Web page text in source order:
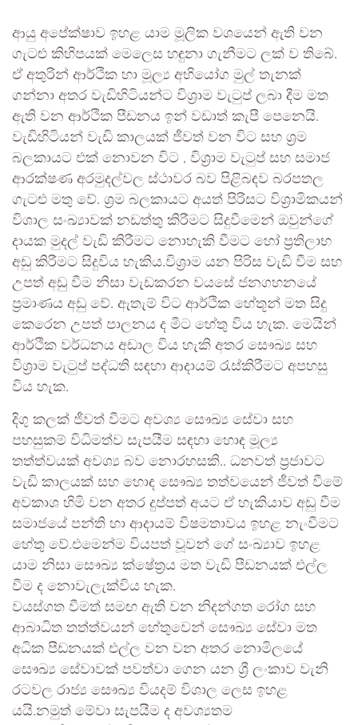
ආයු අපේක්ෂාව ඉහළ යාම මූලික වශයෙන් ඇති වන
ගැටළු කිහිපයක් මෙලෙස හඳුනා ගැනීමට ලක් ව තිබේ.
ඒ අතුරින් ආර්ථික හා මූල්‍ය අභියෝග මුල් තැනක්
ගන්නා අතර වැඩිහිටියන්ට විශ්‍රාම වැටුප් ලබා දීම මත
ඇති වන ආර්ථික පීඩනය ඉන් වඩාත් කැපී පෙනෙයි.
වැඩිහිටියන් වැඩි කාලයක් ජීවත් වන විට සහ ශ්‍රම
බලකායට එක් නොවන විට , විශ්‍රාම වැටුප් සහ සමාජ
ආරක්ෂණ අරමුදල්වල ස්ථාවර බව පිළිබඳව බරපතල
ගැටළු මතු වේ. ශ්‍රම බලකායට අයත් පිරිසට විශ්‍රාමිකයන්
විශාල සංඛ්‍යාවක් නඩත්තු කිරීමට සිදුවීමෙන් ඔවුන්ගේ
දායක මුදල් වැඩි කිරීමට නොහැකි වීමට හෝ ප්‍රතිලාභ
අඩු කිරීමට සිදුවිය හැකිය.විශ්‍රාම යන පිරිස වැඩි වීම සහ
උපත් අඩු වීම නිසා වැඩකරන වයසේ ජනගහනයේ
ප්‍රමාණය අඩු වේ. ඇතැම් විට ආර්ථික හේතූන් මත සිදු
කෙරෙන උපත් පාලනය ද මීට හේතු විය හැක. මෙයින්
ආර්ථික වර්ධනය අඩාල විය හැකි අතර සෞඛ්‍ය සහ
විශ්‍රාම වැටුප් පද්ධති සඳහා ආදායම් රැස්කිරීමට අපහසු
විය හැක.
දිගු කලක් ජීවත් වීමට අවශ්‍ය සෞඛ්‍ය සේවා සහ
පහසුකම් විධිමත්ව සැපයීම සඳහා හොඳ මූල්‍ය
තත්ත්වයක් අවශ්‍ය බව නොරහසකි.. ධනවත් ප්‍රජාවට
වැඩි කාලයක් සහ හොඳ සෞඛ්‍ය තත්වයෙන් ජීවත් වීමේ
අවකාශ හිමි වන අතර දුප්පත් අයට ඒ හැකියාව අඩු වීම
සමාජයේ පන්ති හා ආදායම් විෂමතාවය ඉහළ නැංවීමට
හේතු වේ.එමෙන්ම වියපත් වූවන් ගේ සංඛ්‍යාව ඉහළ
යාම නිසා සෞඛ්‍ය ක්ෂේත්‍රය මත වැඩි පීඩනයක් එල්ල
වීම ද නොවැලැක්විය හැක.
වයස්ගත වීමත් සමඟ ඇති වන නිදන්ගත රෝග සහ
ආබාධිත තත්ත්වයන් හේතුවෙන් සෞඛ්‍ය සේවා මත
අධික පීඩනයක් එල්ල වන වන අතර නොමිලයේ
සෞඛ්‍ය සේවාවක් පවත්වා ගෙන යන ශ්‍රී ලංකාව වැනි
රටවල රාජ්‍ය සෞඛ්‍ය වියදම් විශාල ලෙස ඉහළ
යයි.නමුත් මේවා සැපයීම ද අවශ්‍යතම